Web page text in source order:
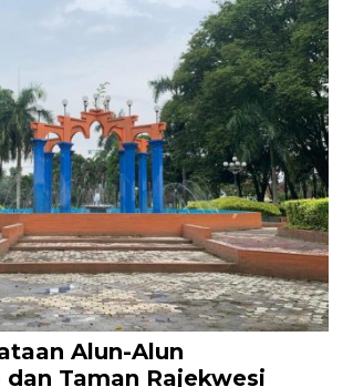
Alun-Alun
Taman Rajekwesi